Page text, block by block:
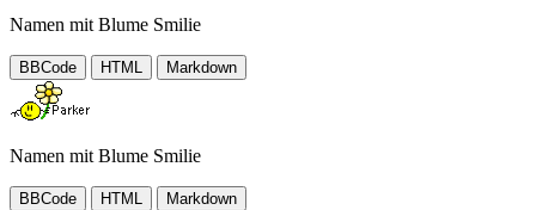
Namen mit Blume Smilie
BBCode HTML Markdown
Namen mit Blume Smilie
BBCode HTML Markdown